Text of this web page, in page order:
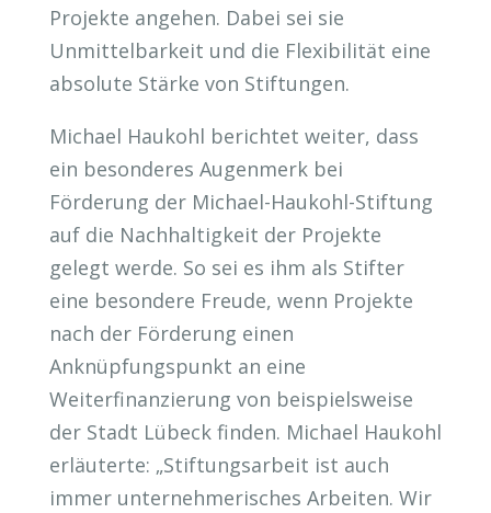
Projekte angehen. Dabei sei sie
Unmittelbarkeit und die Flexibilität eine
absolute Stärke von Stiftungen.
Michael Haukohl berichtet weiter, dass
ein besonderes Augenmerk bei
Förderung der Michael-Haukohl-Stiftung
auf die Nachhaltigkeit der Projekte
gelegt werde. So sei es ihm als Stifter
eine besondere Freude, wenn Projekte
nach der Förderung einen
Anknüpfungspunkt an eine
Weiterfinanzierung von beispielsweise
der Stadt Lübeck finden. Michael Haukohl
erläuterte: „Stiftungsarbeit ist auch
immer unternehmerisches Arbeiten. Wir